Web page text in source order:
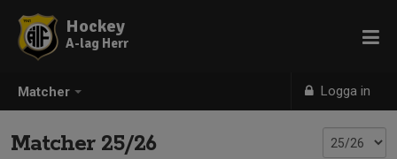
Matcher Logga in
Hockey
A-lag Herr
Matcher 25/26